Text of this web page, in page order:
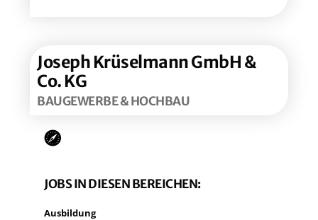
Joseph Krü­sel­mann GmbH &
Co. KG
BAU­GE­WER­BE & HOCHBAU
JOBS IN DIE­SEN BEREICHEN:
Aus­bil­dung